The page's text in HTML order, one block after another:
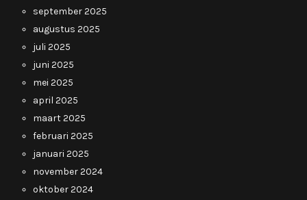
september 2025
augustus 2025
juli 2025
juni 2025
mei 2025
april 2025
maart 2025
februari 2025
januari 2025
november 2024
oktober 2024